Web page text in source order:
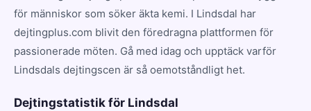
för människor som söker äkta kemi. I Lindsdal har
dejtingplus.com blivit den föredragna plattformen för
passionerade möten. Gå med idag och upptäck varför
Lindsdals dejtingscen är så oemotståndligt het.
Dejtingstatistik för Lindsdal